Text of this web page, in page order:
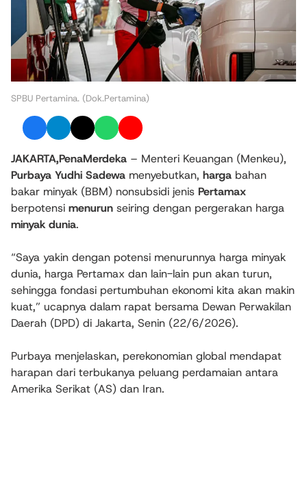
SPBU Pertamina. (Dok.Pertamina)
JAKARTA,PenaMerdeka – Menteri Keuangan (Menkeu),
Purbaya Yudhi Sadewa menyebutkan, harga bahan
bakar minyak (BBM) nonsubsidi jenis Pertamax
berpotensi menurun seiring dengan pergerakan harga
minyak dunia.
“Saya yakin dengan potensi menurunnya harga minyak
dunia, harga Pertamax dan lain-lain pun akan turun,
sehingga fondasi pertumbuhan ekonomi kita akan makin
kuat,” ucapnya dalam rapat bersama Dewan Perwakilan
Daerah (DPD) di Jakarta, Senin (22/6/2026).
Purbaya menjelaskan, perekonomian global mendapat
harapan dari terbukanya peluang perdamaian antara
Amerika Serikat (AS) dan Iran.